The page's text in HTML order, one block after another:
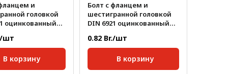
и
головкой
оцинкованный
шт
В корзину
Болт с фланцем и
шестигранной головкой
DIN 6921 оцинкованный
0.82 Br./шт
В корзину